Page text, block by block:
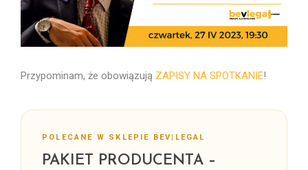
Przypominam, że obowiązują ZAPISY NA SPOTKANIE!
POLECANE W SKLEPIE BEV|LEGAL
PAKIET PRODUCENTA –